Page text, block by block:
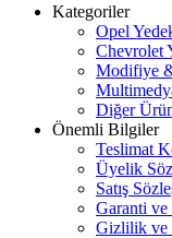
Kategoriler
Opel
Chevrolet
Modifiye
Diğer
Önemli Bilgiler
Teslimat
Üyelik
Satış
Garanti ve
Gizlilik ve